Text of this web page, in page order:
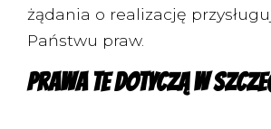
żądania o realizację
Państwu praw.
Prawa te dotyczą w